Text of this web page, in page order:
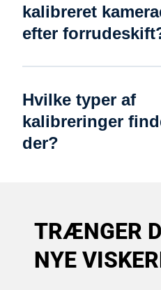
kalibreret
efter
Hvilke typer af
kalibreringer
der?
TRÆNGER
NYE